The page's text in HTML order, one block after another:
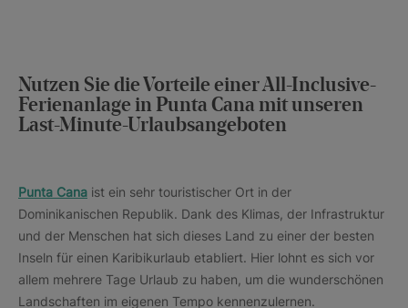
Nutzen Sie die Vorteile einer All-Inclusive-
Ferienanlage in Punta Cana mit unseren
Last-Minute-Urlaubsangeboten
Punta Cana ist ein sehr touristischer Ort in der
Dominikanischen Republik. Dank des Klimas, der Infrastruktur
und der Menschen hat sich dieses Land zu einer der besten
Inseln für einen Karibikurlaub etabliert. Hier lohnt es sich vor
allem mehrere Tage Urlaub zu haben, um die wunderschönen
Landschaften im eigenen Tempo kennenzulernen.